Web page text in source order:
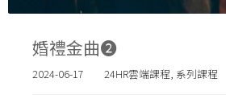
婚禮金曲➋
2024-06-17 24HR雲端課程, 系列課程